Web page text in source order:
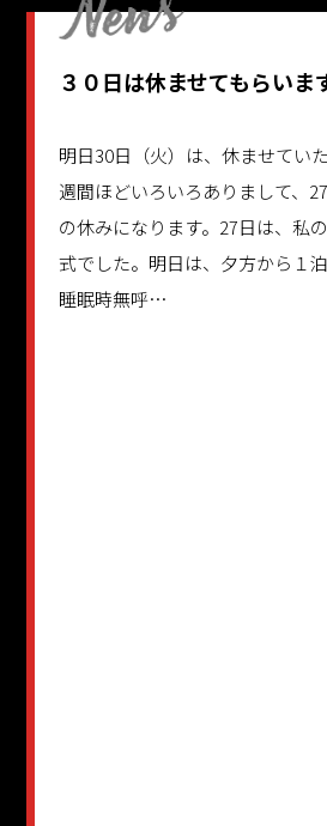
３０日は休ませてもらいま
明日30日（火）は、休ませてい
週間ほどいろいろありまして、
の休みになります。27日は、私
式でした。明日は、夕方から１
睡眠時無呼…